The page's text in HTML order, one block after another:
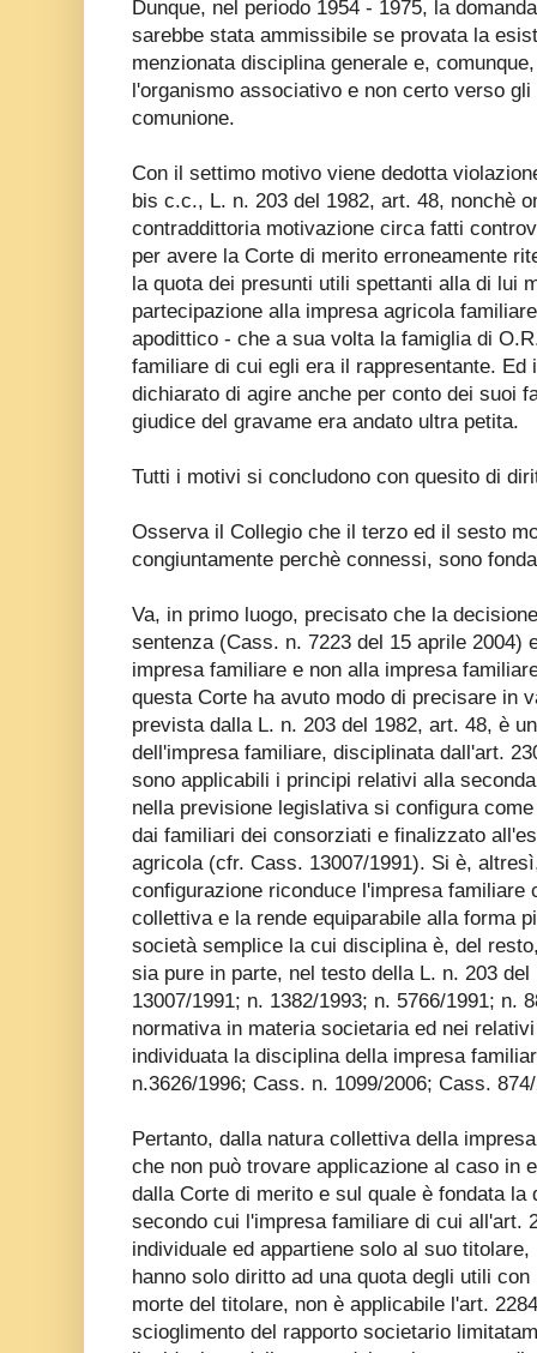
Dunque, nel periodo 1954 - 1975, la
sarebbe stata ammissibile se provata la
menzionata disciplina generale e,
l'organismo associativo e non certo verso
comunione.
Con il settimo motivo viene dedotta
bis c.c., L. n. 203 del 1982, art. 48, nonchè
contraddittoria motivazione circa fatti
per avere la Corte di merito erroneamente
la quota dei presunti utili spettanti alla di lui
partecipazione alla impresa agricola
apodittico - che a sua volta la famiglia di
familiare di cui egli era il rappresentante. Ed
dichiarato di agire anche per conto dei suoi
giudice del gravame era andato ultra petita.
Tutti i motivi si concludono con quesito di
Osserva il Collegio che il terzo ed il sesto
congiuntamente perchè connessi, sono
Va, in primo luogo, precisato che la
sentenza (Cass. n. 7223 del 15 aprile 2004)
impresa familiare e non alla impresa
questa Corte ha avuto modo di precisare in
prevista dalla L. n. 203 del 1982, art. 48, è
dell'impresa familiare, disciplinata dall'art.
sono applicabili i principi relativi alla
nella previsione legislativa si configura
dai familiari dei consorziati e finalizzato
agricola (cfr. Cass. 13007/1991). Si è,
configurazione riconduce l'impresa familiare
collettiva e la rende equiparabile alla forma
società semplice la cui disciplina è, del
sia pure in parte, nel testo della L. n. 203
13007/1991; n. 1382/1993; n. 5766/1991; n.
normativa in materia societaria ed nei
individuata la disciplina della impresa
n.3626/1996; Cass. n. 1099/2006; Cass.
Pertanto, dalla natura collettiva della
che non può trovare applicazione al caso in
dalla Corte di merito e sul quale è fondata la
secondo cui l'impresa familiare di cui all'art.
individuale ed appartiene solo al suo
hanno solo diritto ad una quota degli utili
morte del titolare, non è applicabile l'art.
scioglimento del rapporto societario